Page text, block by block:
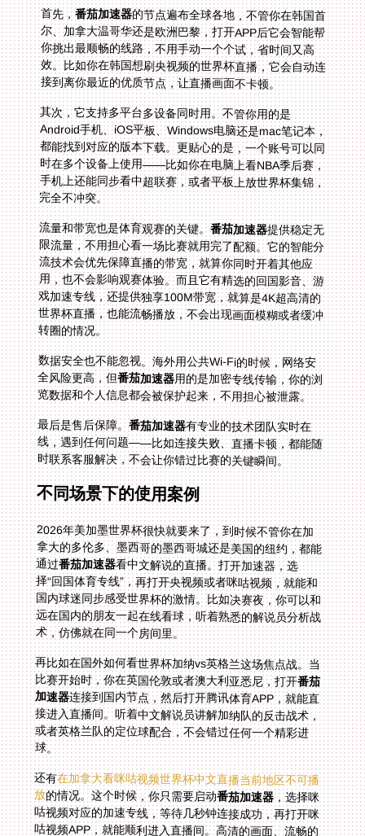
首先，番茄加速器的节点遍布全球各地，不管你在韩国首
尔、加拿大温哥华还是欧洲巴黎，打开APP后它会智能帮
你挑出最顺畅的线路，不用手动一个个试，省时间又高
效。比如你在韩国想刷央视频的世界杯直播，它会自动连
接到离你最近的优质节点，让直播画面不卡顿。
其次，它支持多平台多设备同时用。不管你用的是
Android手机、iOS平板、Windows电脑还是mac笔记本，
都能找到对应的版本下载。更贴心的是，一个账号可以同
时在多个设备上使用——比如你在电脑上看NBA季后赛，
手机上还能同步看中超联赛，或者平板上放世界杯集锦，
完全不冲突。
流量和带宽也是体育观赛的关键。番茄加速器提供稳定无
限流量，不用担心看一场比赛就用完了配额。它的智能分
流技术会优先保障直播的带宽，就算你同时开着其他应
用，也不会影响观赛体验。而且它有精选的回国影音、游
戏加速专线，还提供独享100M带宽，就算是4K超高清的
世界杯直播，也能流畅播放，不会出现画面模糊或者缓冲
转圈的情况。
数据安全也不能忽视。海外用公共Wi-Fi的时候，网络安
全风险更高，但番茄加速器用的是加密专线传输，你的浏
览数据和个人信息都会被保护起来，不用担心被泄露。
最后是售后保障。番茄加速器有专业的技术团队实时在
线，遇到任何问题——比如连接失败、直播卡顿，都能随
时联系客服解决，不会让你错过比赛的关键瞬间。
不同场景下的使用案例
2026年美加墨世界杯很快就要来了，到时候不管你在加
拿大的多伦多、墨西哥的墨西哥城还是美国的纽约，都能
通过番茄加速器看中文解说的直播。打开加速器，选
择“回国体育专线”，再打开央视频或者咪咕视频，就能和
国内球迷同步感受世界杯的激情。比如决赛夜，你可以和
远在国内的朋友一起在线看球，听着熟悉的解说员分析战
术，仿佛就在同一个房间里。
再比如在国外如何看世界杯加纳vs英格兰这场焦点战。当
比赛开始时，你在英国伦敦或者澳大利亚悉尼，打开番茄
加速器连接到国内节点，然后打开腾讯体育APP，就能直
接进入直播间。听着中文解说员讲解加纳队的反击战术，
或者英格兰队的定位球配合，不会错过任何一个精彩进
球。
还有在加拿大看咪咕视频世界杯中文直播当前地区不可播
放的情况。这个时候，你只需要启动番茄加速器，选择咪
咕视频对应的加速专线，等待几秒钟连接成功，再打开咪
咕视频APP，就能顺利进入直播间。高清的画面、流畅的
播放、熟悉的中文解说，让你仿佛回到了国内的客厅，和